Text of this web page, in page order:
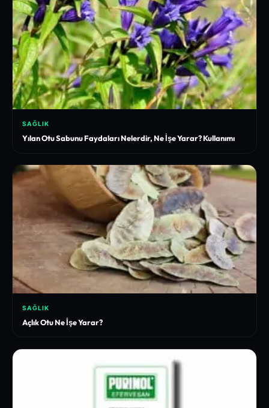
SAĞLIK
Yılan Otu Sabunu Faydaları Nelerdir, Ne İşe Yarar? Kullanımı
SAĞLIK
Açlık Otu Ne İşe Yarar?